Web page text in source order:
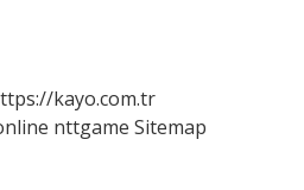
kayo.com.tr
nttgame Sitemap